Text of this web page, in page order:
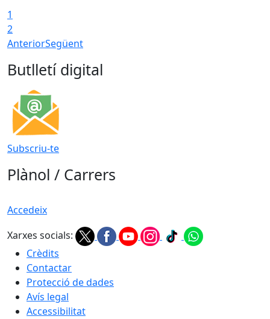
1
2
AnteriorSegüent
Butlletí digital
Subscriu-te
Plànol / Carrers
Accedeix
Xarxes socials:
Crèdits
Contactar
Protecció de dades
Avís legal
Accessibilitat